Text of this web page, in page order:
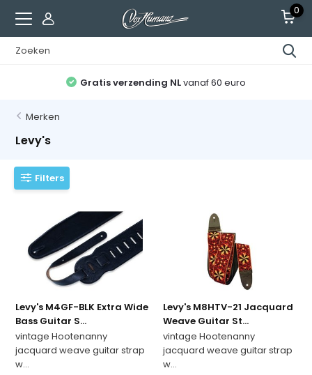
0
Gratis verzending NLvanaf 60 euro
Merken
Levy's
Filters
Levy's M4GF-BLK Extra Wide
Bass Guitar S...
vintage Hootenanny
jacquard weave guitar strap
w...
Levy's M8HTV-21 Jacquard
Weave Guitar St...
vintage Hootenanny
jacquard weave guitar strap
w...